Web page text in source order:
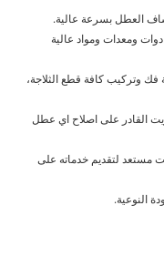
العطل بسرعة عالية.
ومعدات ومواد عالية
فك وتركيب كافة قطع الثلاجة،
القادر على اصلاح اي عطل
مستعد لتقديم خدماته على
النوعية.